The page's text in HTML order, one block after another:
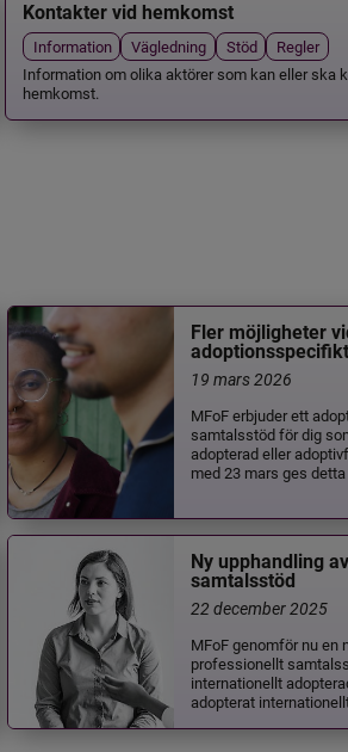
Kontakter vid hemkomst
Information Vägledning Stöd
Regler
Information om olika aktörer som kan eller ska
hemkomst.
Fler möjligheter
19 mars 2026
MFoF erbjuder ett
samtalsstöd för dig
adopterad eller
med 23 mars ges detta
Ny upphandling
samtalsstöd
22 december 2025
MFoF genomför nu en
professionellt
internationellt
adopterat